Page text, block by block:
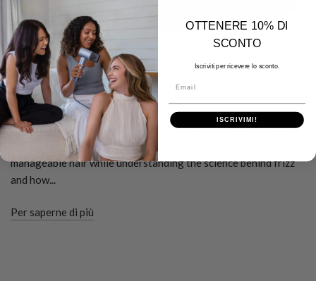
DECEMBER 22 2025
Che cos'è il crespo? Cause e
soluzioni
Learn about frizz, its causes, and effective solutions to combat
it. Discover tips and products that help you achieve smooth,
manageable hair while understanding the science behind frizz
and how...
Per saperne di più
OTTENERE 10% DI
SCONTO
Iscriviti per ricevere lo sconto.
ISCRIVIMI!